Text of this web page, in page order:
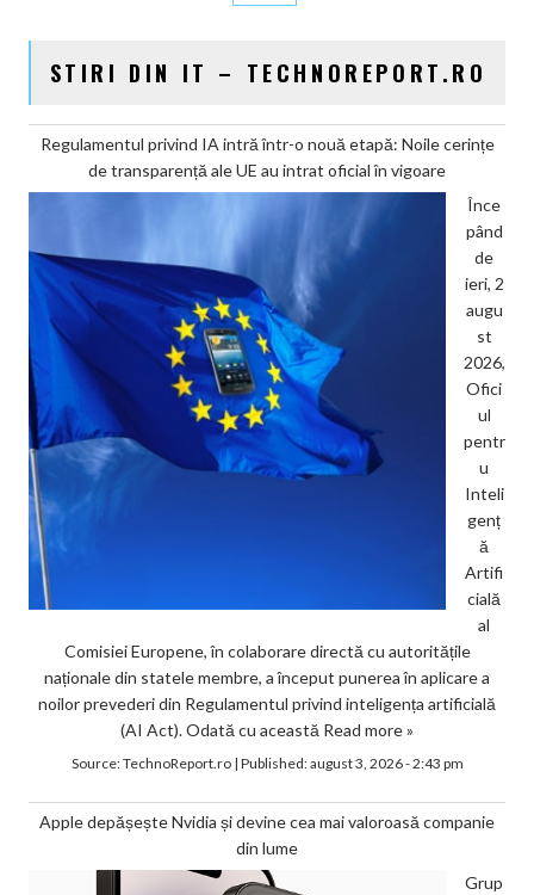
STIRI DIN IT – TECHNOREPORT.RO
Regulamentul privind IA intră într-o nouă etapă: Noile cerințe
de transparență ale UE au intrat oficial în vigoare
Înce
pând
de
ieri, 2
augu
st
2026,
Ofici
ul
pentr
u
Inteli
genț
ă
Artifi
cială
al
Comisiei Europene, în colaborare directă cu autoritățile
naționale din statele membre, a început punerea în aplicare a
noilor prevederi din Regulamentul privind inteligența artificială
(AI Act). Odată cu această Read more »
Source:TechnoReport.ro| Published:august 3, 2026 - 2:43 pm
Apple depășește Nvidia și devine cea mai valoroasă companie
din lume
Grup